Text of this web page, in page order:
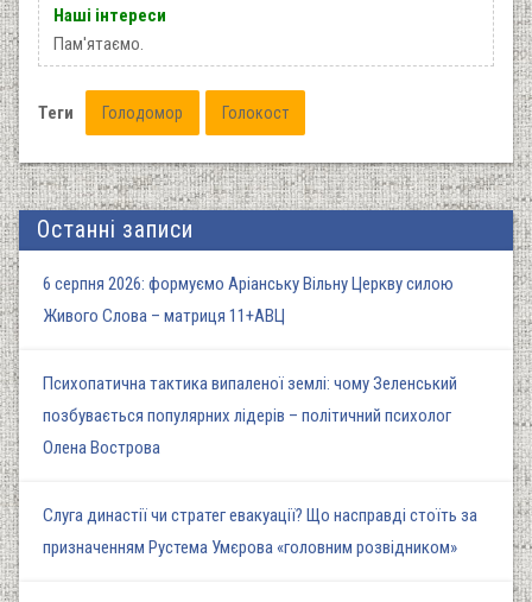
Наші інтереси
Пам'ятаємо.
Теги Голодомор Голокост
Останні записи
6 серпня 2026: формуємо Аріанську Вільну Церкву силою
Живого Слова – матриця 11+АВЦ
Психопатична тактика випаленої землі: чому Зеленський
позбувається популярних лідерів – політичний психолог
Олена Вострова
Слуга династії чи стратег евакуації? Що насправді стоїть за
призначенням Рустема Умєрова «головним розвідником»